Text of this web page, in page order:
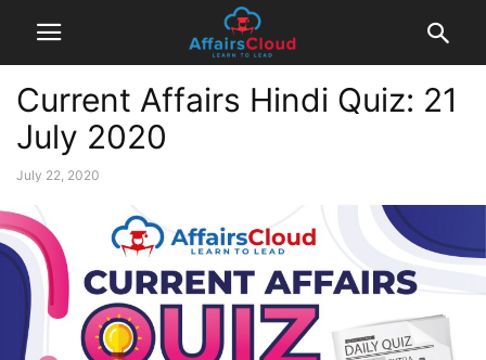
Current Affairs Hindi Quiz: 21
July 2020
July 22, 2020